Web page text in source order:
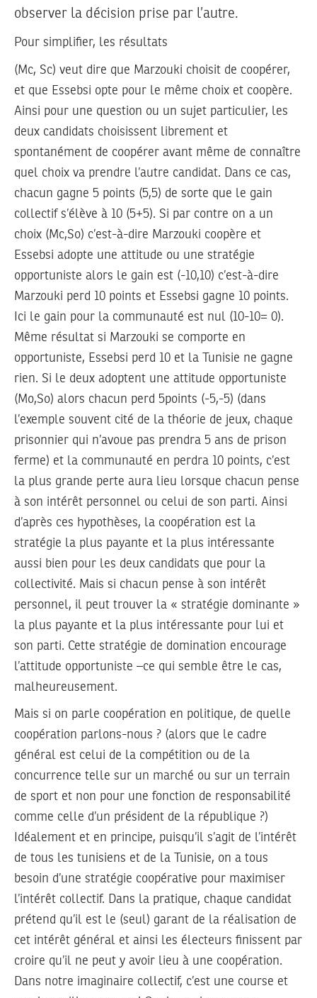
observer la décision prise par l’autre.
Pour simplifier, les résultats
(Mc, Sc) veut dire que Marzouki choisit de coopérer,
et que Essebsi opte pour le même choix et coopère.
Ainsi pour une question ou un sujet particulier, les
deux candidats choisissent librement et
spontanément de coopérer avant même de connaître
quel choix va prendre l’autre candidat. Dans ce cas,
chacun gagne 5 points (5,5) de sorte que le gain
collectif s’élève à 10 (5+5). Si par contre on a un
choix (Mc,So) c’est-à-dire Marzouki coopère et
Essebsi adopte une attitude ou une stratégie
opportuniste alors le gain est (-10,10) c’est-à-dire
Marzouki perd 10 points et Essebsi gagne 10 points.
Ici le gain pour la communauté est nul (10-10= 0).
Même résultat si Marzouki se comporte en
opportuniste, Essebsi perd 10 et la Tunisie ne gagne
rien. Si le deux adoptent une attitude opportuniste
(Mo,So) alors chacun perd 5points (-5,-5) (dans
l’exemple souvent cité de la théorie de jeux, chaque
prisonnier qui n’avoue pas prendra 5 ans de prison
ferme) et la communauté en perdra 10 points, c’est
la plus grande perte aura lieu lorsque chacun pense
à son intérêt personnel ou celui de son parti. Ainsi
d’après ces hypothèses, la coopération est la
stratégie la plus payante et la plus intéressante
aussi bien pour les deux candidats que pour la
collectivité. Mais si chacun pense à son intérêt
personnel, il peut trouver la « stratégie dominante »
la plus payante et la plus intéressante pour lui et
son parti. Cette stratégie de domination encourage
l’attitude opportuniste –ce qui semble être le cas,
malheureusement.
Mais si on parle coopération en politique, de quelle
coopération parlons-nous ? (alors que le cadre
général est celui de la compétition ou de la
concurrence telle sur un marché ou sur un terrain
de sport et non pour une fonction de responsabilité
comme celle d’un président de la république ?)
Idéalement et en principe, puisqu’il s’agit de l’intérêt
de tous les tunisiens et de la Tunisie, on a tous
besoin d’une stratégie coopérative pour maximiser
l’intérêt collectif. Dans la pratique, chaque candidat
prétend qu’il est le (seul) garant de la réalisation de
cet intérêt général et ainsi les électeurs finissent par
croire qu’il ne peut y avoir lieu à une coopération.
Dans notre imaginaire collectif, c’est une course et